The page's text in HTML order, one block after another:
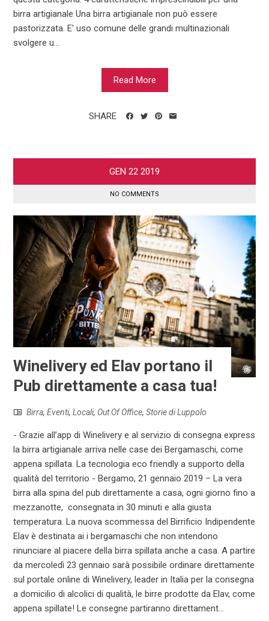
birra artigianale Una birra artigianale non può essere
pastorizzata. E' uso comune delle grandi multinazionali
svolgere u...
Read More
SHARE
GEN 22 2019
NO COMMENTS
Winelivery ed Elav portano il
Pub direttamente a casa tua!
Birra,Eventi,Locali, Out Of Office,Storie di Luppolo
- Grazie all’app di Winelivery e al servizio di consegna express
la birra artigianale arriva nelle case dei Bergamaschi, come
appena spillata. La tecnologia eco friendly a supporto della
qualità del territorio - Bergamo, 21 gennaio 2019 – La vera
birra alla spina del pub direttamente a casa, ogni giorno fino a
mezzanotte, consegnata in 30 minuti e alla giusta
temperatura. La nuova scommessa del Birrificio Indipendente
Elav è destinata ai i bergamaschi che non intendono
rinunciare al piacere della birra spillata anche a casa. A partire
da mercoledì 23 gennaio sarà possibile ordinare direttamente
sul portale online di Winelivery, leader in Italia per la consegna
a domicilio di alcolici di qualità, le birre prodotte da Elav, come
appena spillate! Le consegne partiranno direttament...